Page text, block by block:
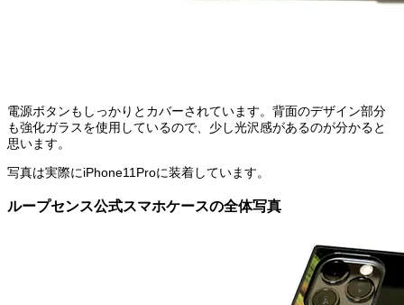
電源ボタンもしっかりとカバーされています。背面のデザイン部分
も強化ガラスを使用しているので、少し光沢感があるのが分かると
思います。
写真は実際にiPhone11Proに装着しています。
ループセンス公式スマホケースの全体写真